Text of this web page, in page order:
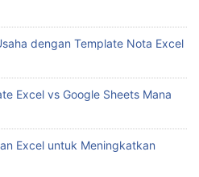
dengan Template Nota Excel
Excel vs Google Sheets Mana
Excel untuk Meningkatkan